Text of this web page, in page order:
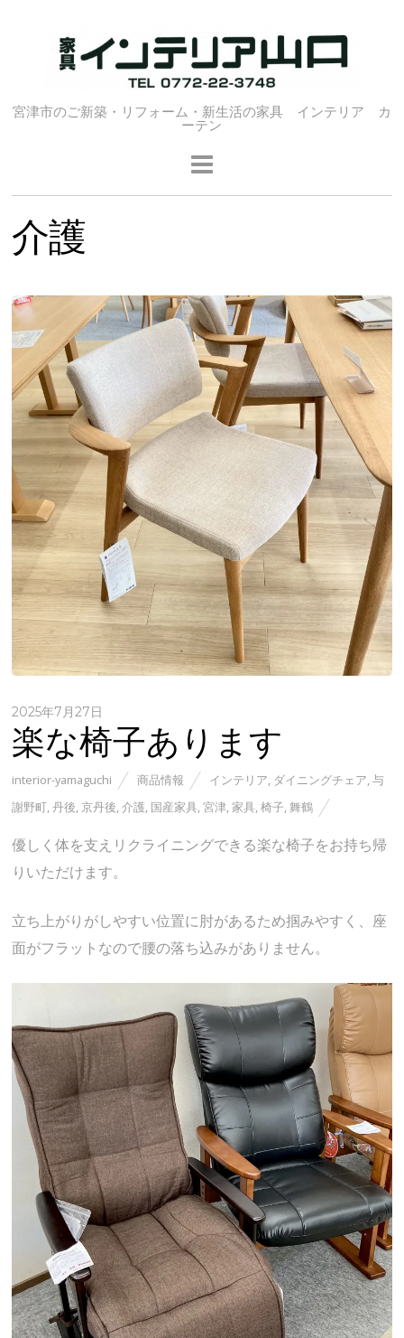
宮津市のご新築・リフォーム・新生活の家具 インテリア カ
ーテン
介護
2025年7月27日
楽な椅子あります
interior-yamaguchi 商品情報 インテリア, ダイニングチェア,与
謝野町,丹後,京丹後,介護, 国産家具,宮津,家具,椅子,舞鶴
優しく体を支えリクライニングできる楽な椅子をお持ち帰
りいただけます。
立ち上がりがしやすい位置に肘があるため掴みやすく、座
面がフラットなので腰の落ち込みがありません。